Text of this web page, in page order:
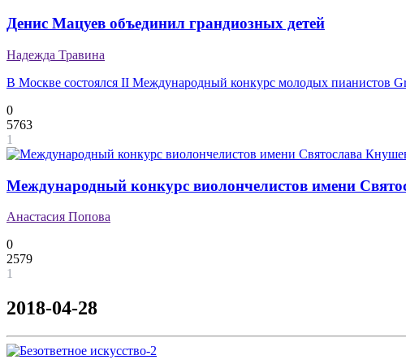
Денис Мацуев объединил грандиозных детей
Надежда Травина
В Москве состоялся II Международный конкурс молодых пианистов
0
5763
1
Международный конкурс виолончелистов имени
Анастасия Попова
0
2579
1
2018-04-28